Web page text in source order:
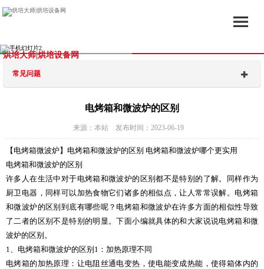
烘培大师|烘培设备网
常见问题
电烤箱和微波炉的区别
来源：本站 发布时间：2023-06-19
【电烤箱微波炉】电烤箱和微波炉的区别 电烤箱和微波炉哪个更实用
电烤箱和微波炉的区别
许多人在生活中对于电烤箱和微波炉的区别都不是特别的了解。同样作为
厨卫电器，同样可以加热食物它们诸多的相似点，让人常常误解。电烤箱
和微波炉的区别到底有哪些呢？电烤箱和微波炉在许多方面的相似性导致
了二者的区别不是特别的明显。下面小编就具体的和大家说说电烤箱和微
波炉的区别。
1、电烤箱和微波炉的区别1：加热原理不同
电烤箱的加热原理：让电阻丝通电变热，使电能变成热能，使得箱体内的